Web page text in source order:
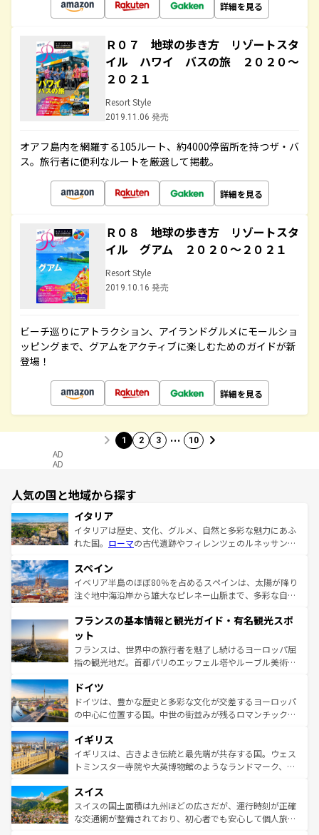
詳細を見る
Ｒ０７ 地球の歩き方 リゾートスタ
イル ハワイ バスの旅 ２０２０～
２０２１
Resort Style
2019.11.06 発売
オアフ島内を網羅する105ルート、約4000停留所を持つザ・バ
ス。旅行者に便利なルートを厳選して掲載。
詳細を見る
Ｒ０８ 地球の歩き方 リゾートスタ
イル グアム ２０２０～２０２１
Resort Style
2019.10.16 発売
ビーチ巡りにアトラクション、アイランドグルメにモールショ
ッピングまで、グアムをアクティブに楽しむためのガイドが新
登場！
詳細を見る
1 2 3 … 10
AD
AD
人気の国と地域から探す
イタリア
イタリアは歴史、文化、グルメ、自然と多彩な魅力にあふ
れた国。 ローマの古代遺跡やフィレンツェのルネッサンス
ろん、トスカーナの美しい田園風景やアマルフィ海岸の絶
景など、自然景観も見逃せない。観光の合間には、本場の
ピザやパスタなど、絶品のイタリア料理を堪能することも
ませてくれるイタリアで、忘れられない旅をしてみよう！
なお、新着のイタリア情報は
しい。
スペイン
イベリア半島のほぼ80％を占めるスペインは、太陽が降り
注ぐ地中海沿岸から雄大なピレネー山脈まで、多彩な自然
文化が根付くこの国では、情熱的なフラメンコ、熱気あふ
れる闘牛、そして美味しいタパスが生活の一部となってい
る。首都マドリードの洗練された雰囲気や、バルセロナの
アートに溢れた街角から、地方では古代ローマ遺跡や中世
せる。地方によって風土や気候が異なるスペインはその個
性で訪れる人を魅了する。 なお、新着のスペイン情報は コ
ンテンツ一覧を参照してほしい。
フランスの基本情報と観光ガイド・有名観光スポ
ット
フランスは、世界中の旅行者を魅了し続けるヨーロッパ屈
指の観光地だ。首都パリのエッフェル塔やルーブル美術館
で、幅広い魅力が詰まっている。華麗な宮殿、歴史的な大
聖堂、美しいビーチ、そして豊かな自然が、訪れる者を心
から魅了する。また、フランスは美食の国としても知ら
いる。シャンパンの発祥地であるランス、プロヴァンスの
香り高いラベンダー畑など、多彩な楽しみ方が可能だ。さ
らに、パリ以外の地域にも魅力が溢れており、どの街角に
れる地方に足を運ぶとそれぞれで全く異なる文化を体験で
きるだろう。 なお、新着のフランス情報はコンテンツ一覧
を参照してほしい。
ドイツ
ドイツは、豊かな歴史と多彩な文化が交差するヨーロッパ
の中心に位置する国。中世の街並みが残るロマンチック街
顔を持つこの国は、どこを歩いても飽きることがない。ベ
ルリンの文化的活気、バイエルン州のアルプスの絶景、そ
してライン川沿いのワイン畑といった風景は必見。ビール
は、お酒好きな人にはぜひ体験してほしい。 なお、新着の
ドイツ情報はコンテンツ一覧を参照してほしい。
イギリス
イギリスは、古きよき伝統と最先端が共存する国。ウェス
トミンスター寺院や大英博物館のようなランドマーク、歴
リアごとに異なる魅力がある。また、優雅なアフタヌーン
ティー、ビール好きにはたまらない英国パブ、サッカー観
戦など、本場だからこそできる体験も豊富。イギリスを旅
スイス
スイスの国土面積は九州ほどの広さだが、運行時刻が正確
な交通網が整備されており、初心者でも安心して個人旅行